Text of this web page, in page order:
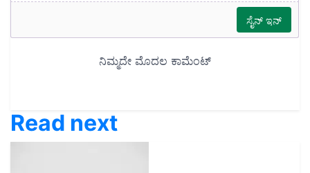
Read next